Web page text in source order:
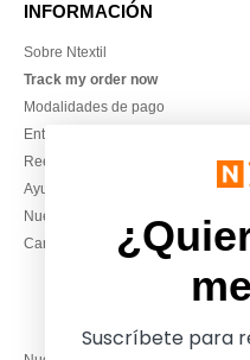
INFORMACIÓN
Sobre Ntextil
Track my order now
Modalidades de pago
Entrega
Reembolsos / devoluciones
Ayuda & FAQs
Nuestros compromisos
Camisetas locales al por mayor
Suscríbete para